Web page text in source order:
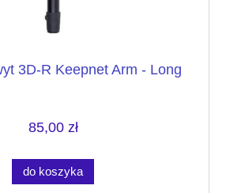
3D-R Keepnet Arm - Long
85,00 zł
do koszyka